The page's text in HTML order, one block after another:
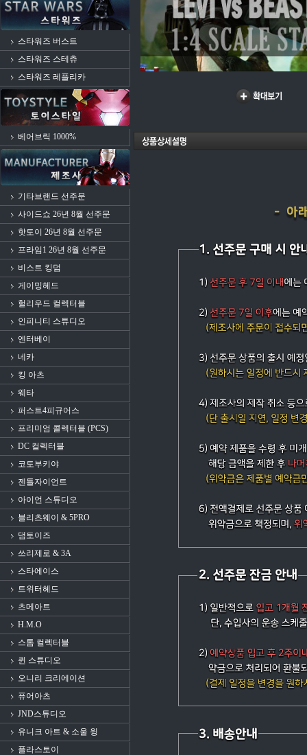
스타워즈 버스트
스타워즈 스테츄
스타워즈 레플리카
베어브릭 1000%
기타브랜드 선주문
사이드쇼 26년 8월 선주문
핫토이 26년 8월 선주문
프라임1 26년 8월 선주문
비스트 킹덤
게이밍헤드
헐리우드 컬렉터블
인피니티 스튜디오
엔터베이
네카
킹 아츠
웨타
퍼스트4피규어스
프리미엄 콜렉터블 (PCS)
DC 컬렉터블
코토부키야
젠틀자이언트
아이언 스튜디오
블리츠웨이 & 5PRO
댐토이즈
쓰리제로 & 3A
스타에이스
트위터헤드
츠메아트
H.M.O
스톰 컬렉터블
퀸 스튜디오
오니리 크리에이션
퓨어아츠
JND스튜디오
유니크 아트 & 소울 윙
플라스토이